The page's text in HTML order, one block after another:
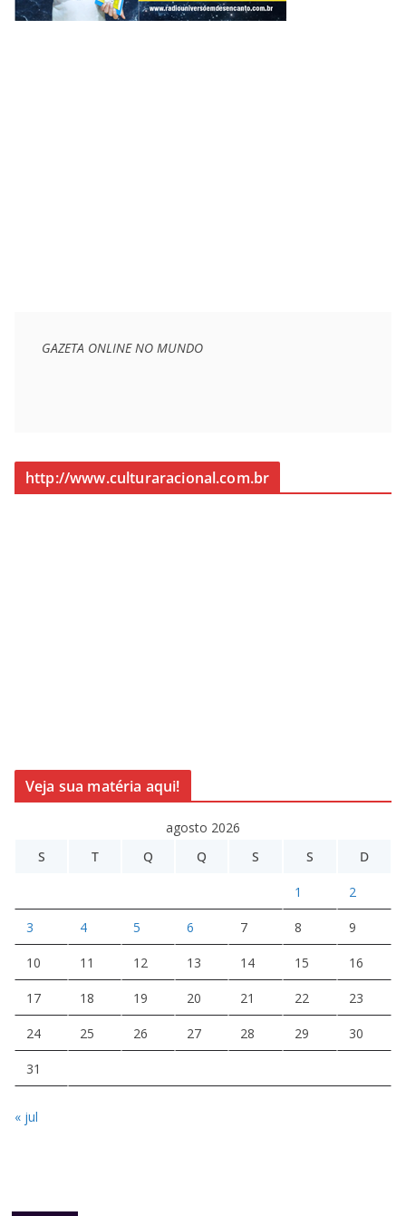
GAZETA ONLINE NO MUNDO
http://www.culturaracional.com.br
Veja sua matéria aqui!
agosto 2026
S
T Q Q S S D
1 2
3 4 5 6 7 8 9
10 11 12 13 14 15 16
17 18 19 20 21 22 23
24 25 26 27 28 29 30
31
« jul